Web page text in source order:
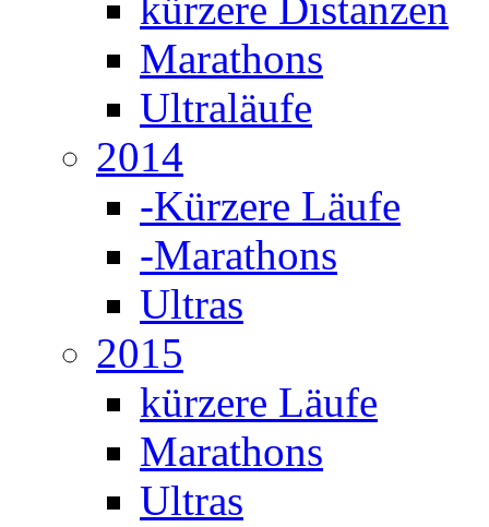
Marathons
Ultraläufe
2014
-Kürzere Läufe
-Marathons
Ultras
2015
kürzere Läufe
Marathons
Ultras